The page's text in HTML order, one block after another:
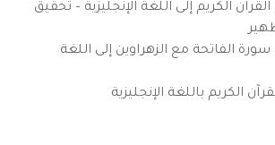
الكريم إلى اللغة الإنجليزية – تحقيق
الفاتحة مع الزهراوين إلى اللغة
الكريم باللغة الإنجليزية